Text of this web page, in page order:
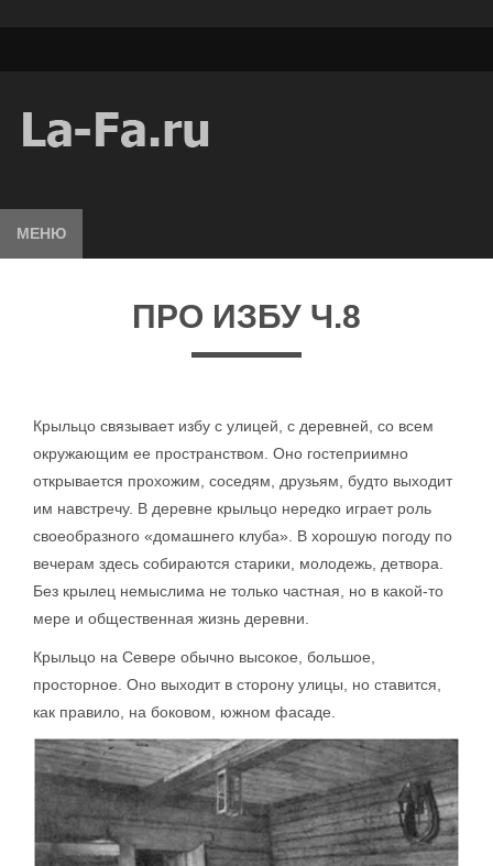
МЕНЮ
ПРО ИЗБУ Ч.8
Крыльцо связывает избу с улицей, с деревней, со всем
окружающим ее пространством. Оно гостеприимно
открывается прохожим, соседям, друзьям, будто выходит
им навстречу. В деревне крыльцо нередко играет роль
своеобразного «домашнего клуба». В хорошую погоду по
вечерам здесь собираются старики, молодежь, детвора.
Без крылец немыслима не только частная, но в какой-то
мере и общественная жизнь деревни.
Крыльцо на Севере обычно высокое, большое,
просторное. Оно выходит в сторону улицы, но ставится,
как правило, на боковом, южном фасаде.